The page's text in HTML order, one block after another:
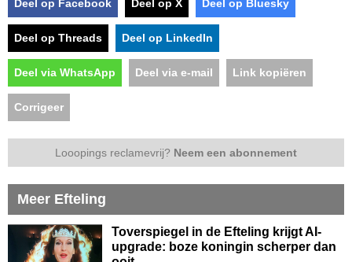
Deel op Facebook Deel op X Deel op Bluesky
Deel op Threads Deel op LinkedIn
Deel via WhatsApp Deel via e-mail Link kopiëren
Corrigeer
Looopings reclamevrij? Neem een abonnement
Meer Efteling
Toverspiegel in de Efteling krijgt AI-
upgrade: boze koningin scherper dan